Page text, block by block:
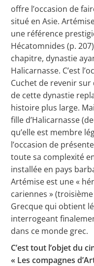
offre l’occasion de
situé en Asie.
une référence
Hécatomnides (p.
chapitre, dynastie
Halicarnasse. C’est
Cuchet de revenir sur
de cette dynastie
histoire plus large.
fille d’Halicarnasse
qu’elle est membre
l’occasion de
toute sa complexité
installée en pays
Artémise est une «
cariennes »
Grecque qui obtient
interrogeant
dans ce monde grec.
C’est tout l’objet du
« Les compagnes